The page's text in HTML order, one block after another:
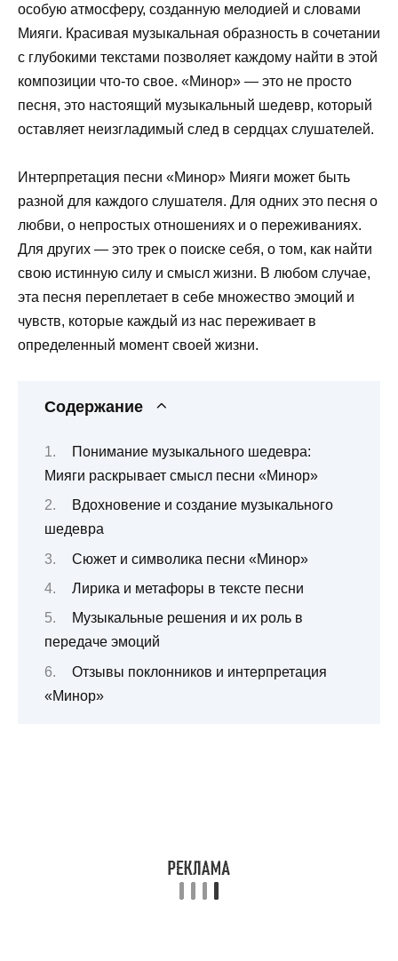
особую атмосферу, созданную мелодией и словами
Мияги. Красивая музыкальная образность в сочетании
с глубокими текстами позволяет каждому найти в этой
композиции что-то свое. «Минор» — это не просто
песня, это настоящий музыкальный шедевр, который
оставляет неизгладимый след в сердцах слушателей.
Интерпретация песни «Минор» Мияги может быть
разной для каждого слушателя. Для одних это песня о
любви, о непростых отношениях и о переживаниях.
Для других — это трек о поиске себя, о том, как найти
свою истинную силу и смысл жизни. В любом случае,
эта песня переплетает в себе множество эмоций и
чувств, которые каждый из нас переживает в
определенный момент своей жизни.
Содержание
Понимание музыкального шедевра:
Мияги раскрывает смысл песни «Минор»
Вдохновение и создание музыкального
шедевра
Сюжет и символика песни «Минор»
Лирика и метафоры в тексте песни
Музыкальные решения и их роль в
передаче эмоций
Отзывы поклонников и интерпретация
«Минор»